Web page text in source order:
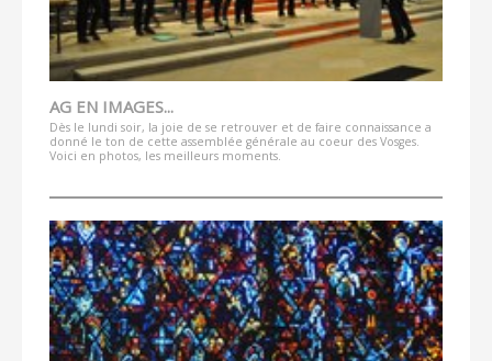
AG EN IMAGES...
Dès le lundi soir, la joie de se retrouver et de faire connaissance a
donné le ton de cette assemblée générale au coeur des Vosges.
Voici en photos, les meilleurs moments.